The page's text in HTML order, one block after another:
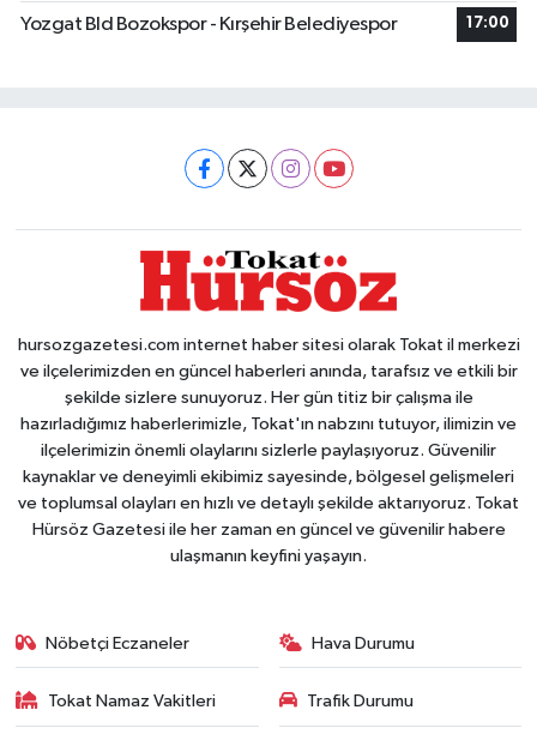
Yozgat Bld Bozokspor - Kırşehir Belediyespor 17:00
hursozgazetesi.com internet haber sitesi olarak Tokat il merkezi
ve ilçelerimizden en güncel haberleri anında, tarafsız ve etkili bir
şekilde sizlere sunuyoruz. Her gün titiz bir çalışma ile
hazırladığımız haberlerimizle, Tokat'ın nabzını tutuyor, ilimizin ve
ilçelerimizin önemli olaylarını sizlerle paylaşıyoruz. Güvenilir
kaynaklar ve deneyimli ekibimiz sayesinde, bölgesel gelişmeleri
ve toplumsal olayları en hızlı ve detaylı şekilde aktarıyoruz. Tokat
Hürsöz Gazetesi ile her zaman en güncel ve güvenilir habere
ulaşmanın keyfini yaşayın.
Nöbetçi Eczaneler Hava Durumu
Tokat Namaz Vakitleri Trafik Durumu